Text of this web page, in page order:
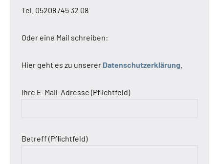
Tel. 05208 /45 32 08
Oder eine Mail schreiben:
Hier geht es zu unserer Datenschutzerklärung
Ihre E-Mail-Adresse (Pflichtfeld)
Betreff (Pflichtfeld)